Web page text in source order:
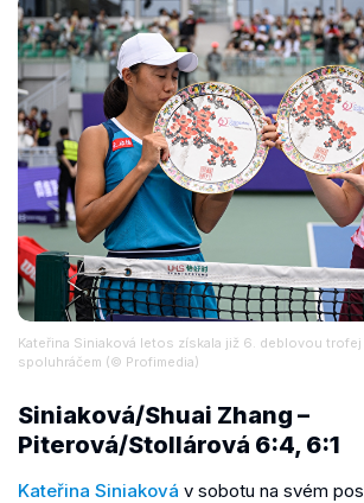
Kateřina Siniaková letos získala již 6. deblovou trofej
spoluhráčem (© Profimedia)
Siniaková/Shuai Zhang –
Piterová/Stollárová 6:4, 6:1
Kateřina Siniaková v sobotu na svém